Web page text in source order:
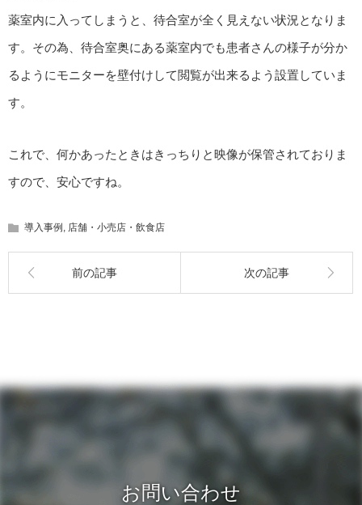
薬室内に入ってしまうと、待合室が全く見えない状況となりま
す。その為、待合室奥にある薬室内でも患者さんの様子が分か
るようにモニターを壁付けして閲覧が出来るよう設置していま
す。
これで、何かあったときはきっちりと映像が保管されておりま
すので、安心ですね。
導入事例 , 店舗・小売店・飲食店
前の記事 次の記事
お問い合わせ